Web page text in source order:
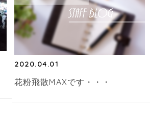
2020.04.01
花粉飛散MAXです・・・